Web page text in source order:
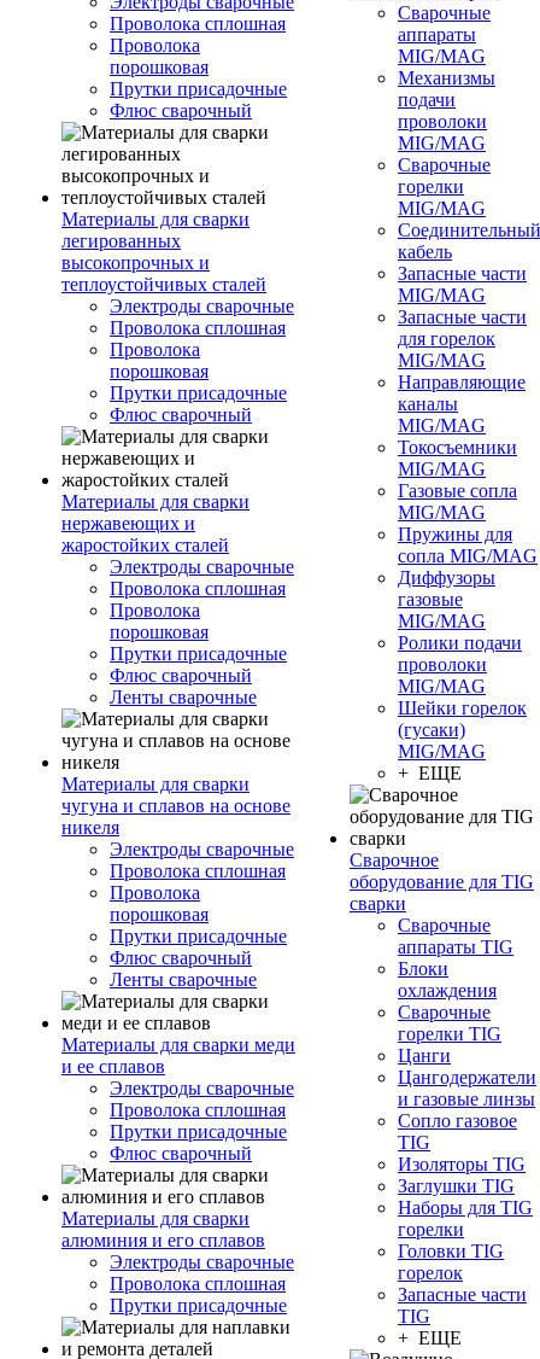
Проволока сплошная
Проволока
порошковая
Прутки присадочные
Флюс сварочный
Материалы для сварки
легированных
высокопрочных и
теплоустойчивых сталей
Электроды сварочные
Проволока сплошная
Проволока
порошковая
Прутки присадочные
Флюс сварочный
Материалы для сварки
нержавеющих и
жаростойких сталей
Электроды сварочные
Проволока сплошная
Проволока
порошковая
Прутки присадочные
Флюс сварочный
Ленты сварочные
Материалы для сварки
чугуна и сплавов на основе
никеля
Электроды сварочные
Проволока сплошная
Проволока
порошковая
Прутки присадочные
Флюс сварочный
Ленты сварочные
Материалы для сварки меди
и ее сплавов
Электроды сварочные
Проволока сплошная
Прутки присадочные
Флюс сварочный
Материалы для сварки
алюминия и его сплавов
Электроды сварочные
Проволока сплошная
Прутки присадочные
Сварочные
аппараты
MIG/MAG
Механизмы
подачи
проволоки
MIG/MAG
Сварочные
горелки
MIG/MAG
Соединительный
кабель
Запасные части
MIG/MAG
Запасные части
для горелок
MIG/MAG
Направляющие
каналы
MIG/MAG
Токосъемники
MIG/MAG
Газовые сопла
MIG/MAG
Пружины для
сопла MIG/MAG
Диффузоры
газовые
MIG/MAG
Ролики подачи
проволоки
MIG/MAG
Шейки горелок
(гусаки)
MIG/MAG
+ ЕЩЕ
Сварочное
оборудование для TIG
сварки
Сварочные
аппараты TIG
Блоки
охлаждения
Сварочные
горелки TIG
Цанги
Цангодержатели
и газовые линзы
Сопло газовое
TIG
Изоляторы TIG
Заглушки TIG
Наборы для TIG
горелки
Головки TIG
горелок
Запасные части
TIG
+ ЕЩЕ